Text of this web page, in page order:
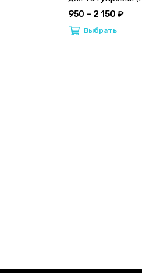
950 – 2 150 ₽
Выбрать